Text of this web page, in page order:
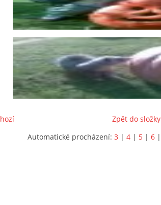
Zpět do složky
Automatické procházení: 3 | 4 | 5 | 6 |